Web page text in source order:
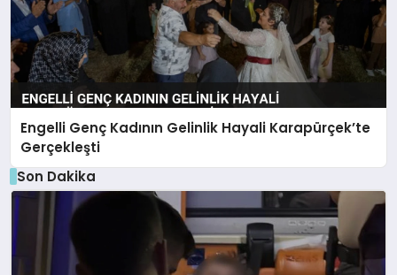
Engelli Genç Kadının Gelinlik Hayali Karapürçek’te
Gerçekleşti
Son Dakika